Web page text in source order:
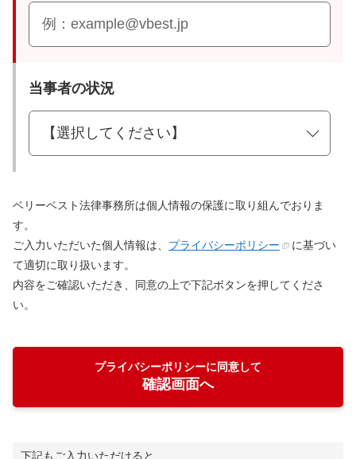
当事者の状況
ベリーベスト法律事務所は個人情報の保護に取り組んでおりま
す。
ご入力いただいた個人情報は、 プライバシーポリシー
に基づい
て適切に取り扱います。
内容をご確認いただき、同意の上で下記ボタンを押してくださ
い。
プライバシーポリシーに同意して
確認画面へ
下記もご入力いただけると